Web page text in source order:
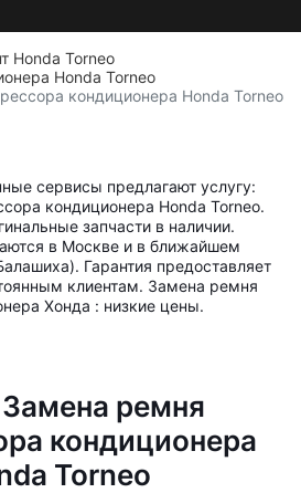
Honda Torneo
Honda Torneo
кондиционера Honda Torneo
сервисы предлагают услугу:
кондиционера Honda Torneo.
запчасти в наличии.
в Москве и в ближайшем
Гарантия предоставляет
клиентам. Замена ремня
Хонда : низкие цены.
ремня
кондиционера
Torneo